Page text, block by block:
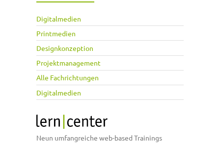
Digitalmedien
Printmedien
Designkonzeption
Projektmanagement
Alle Fachrichtungen
Digitalmedien
Neun umfangreiche web-based Trainings